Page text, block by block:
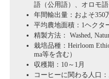
語（公用語）、オロモ
年間輸出量：およそ350
平均農地面積：1ヘクタ
精製方法： Washed,
栽培品種：Heirloom
ma等を含む）
収穫期：10～1月
コーヒーに関わる人口：